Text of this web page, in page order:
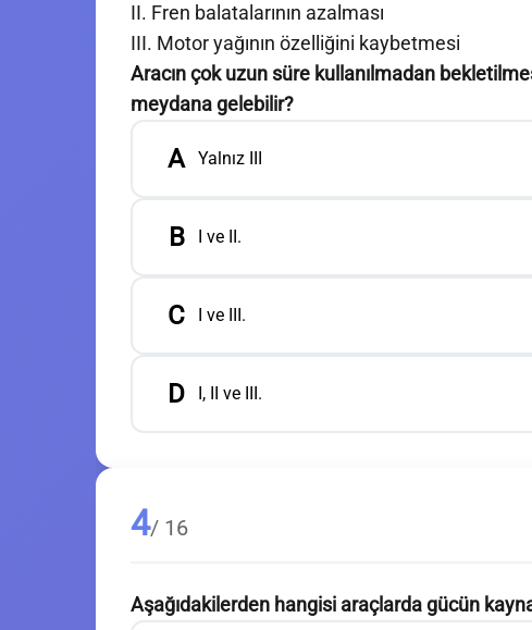
II. Fren balatalarının azalması
III. Motor yağının özelliğini kaybetmesi
Aracın çok uzun süre kullanılmadan
meydana gelebilir?
A Yalnız III
B I ve II.
C I ve III.
D I, II ve III.
4/ 16
Aşağıdakilerden hangisi araçlarda gücün